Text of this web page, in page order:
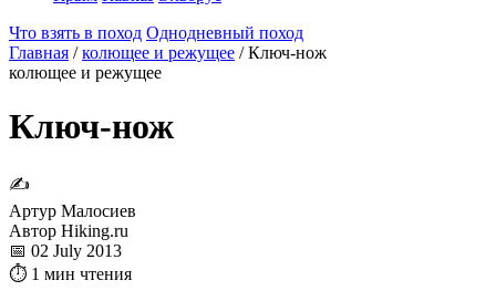
Что взять в поход Однодневный поход
Главная / колющее и режущее / Ключ-нож
колющее и режущее
Ключ-нож
✍
Артур Малосиев
Автор Hiking.ru
📅 02 July 2013
⏱ 1 мин чтения